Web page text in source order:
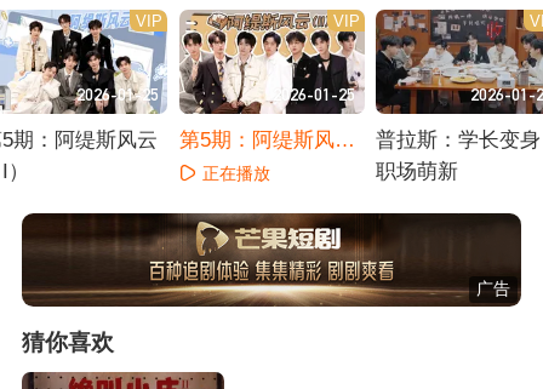
2026-01-25
VIP
期：阿缇斯风云
2026-01-25
VIP
第5期：阿缇斯风云
（II）
正在播放
2026-01-
普拉斯：学长变身
职场萌新
广告
猜你喜欢